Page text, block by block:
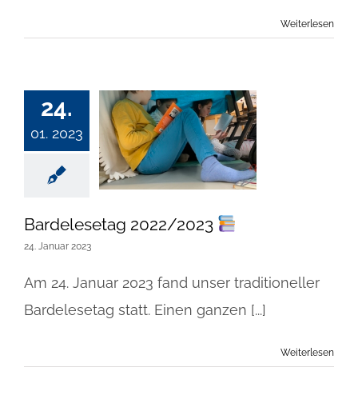
Weiterlesen
24.
01. 2023
2022/2023
Bardelesetag 2022/2023
24. Januar 2023
Am 24. Januar 2023 fand unser traditioneller
Bardelesetag statt. Einen ganzen [...]
Weiterlesen